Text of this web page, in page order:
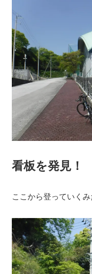
看板を発見！
ここから登っていく